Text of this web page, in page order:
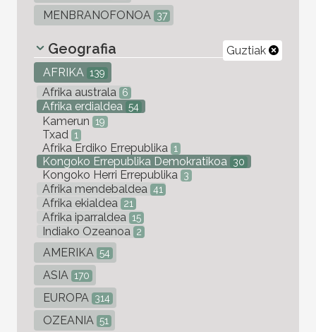
MENBRANOFONOA 37
Guztiak
Geografia
AFRIKA 139
Afrika australa 6
Afrika erdialdea 54
Kamerun 19
Txad 1
Afrika Erdiko Errepublika 1
Kongoko Errepublika Demokratikoa 30
Kongoko Herri Errepublika 3
Afrika mendebaldea 41
Afrika ekialdea 21
Afrika iparraldea 15
Indiako Ozeanoa 2
AMERIKA 54
ASIA 170
EUROPA 314
OZEANIA 51